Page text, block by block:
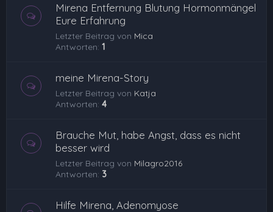
Mirena Entfernung Blutung Hormonmängel
Eure Erfahrung
Letzter Beitrag von Mica
Antworten: 1
meine Mirena-Story
Letzter Beitrag von Katja
Antworten: 4
Brauche Mut, habe Angst, dass es nicht
besser wird
Letzter Beitrag von Milagro2016
Antworten: 3
Hilfe Mirena, Adenomyose